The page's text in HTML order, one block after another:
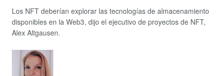
Los NFT deberían explorar las tecnologías de almacenamiento
disponibles en la Web3, dijo el ejecutivo de proyectos de NFT,
Alex Altgausen.